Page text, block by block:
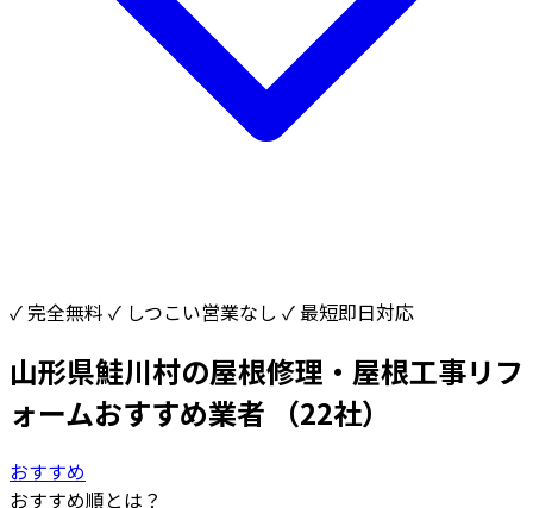
✓ 完全無料 ✓ しつこい営業なし ✓ 最短即日対応
山形県鮭川村の屋根修理・屋根工事リフ
ォームおすすめ業者
（22社）
おすすめ
おすすめ順とは？